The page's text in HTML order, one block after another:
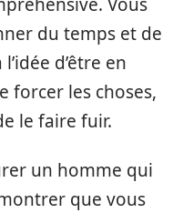
du temps et de
d’être en
forcer les choses,
le faire fuir.
un homme qui
que vous